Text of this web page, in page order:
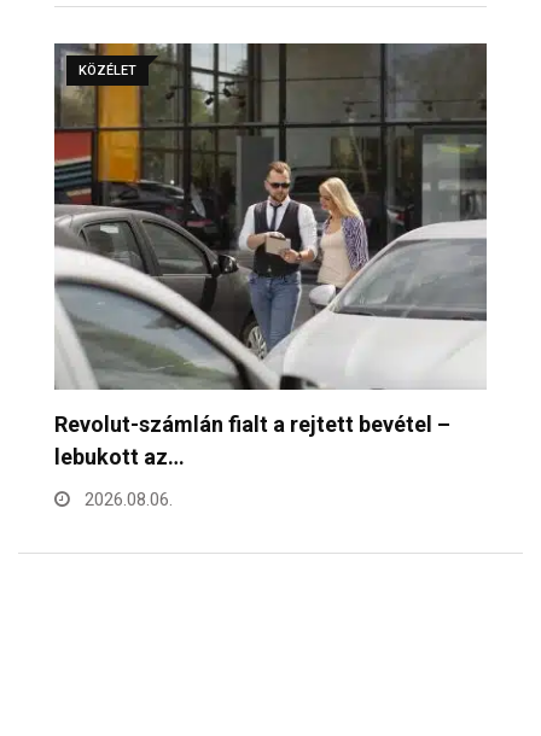
KÖZÉLET
Mennyibe kerül egy pohár bor a Bor- és…
2026.08.06.